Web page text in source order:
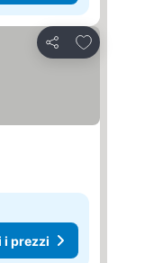
Condividi
Aggiungi ai
i prezzi